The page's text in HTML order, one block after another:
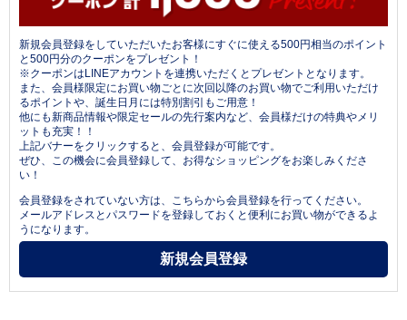
新規会員登録をしていただいたお客様にすぐに使える500円相当のポイント
と500円分のクーポンをプレゼント！
※クーポンはLINEアカウントを連携いただくとプレゼントとなります。
また、会員様限定にお買い物ごとに次回以降のお買い物でご利用いただけ
るポイントや、誕生日月には特別割引もご用意！
他にも新商品情報や限定セールの先行案内など、会員様だけの特典やメリ
ットも充実！！
上記バナーをクリックすると、会員登録が可能です。
ぜひ、この機会に会員登録して、お得なショッピングをお楽しみくださ
い！
会員登録をされていない方は、こちらから会員登録を行ってください。
メールアドレスとパスワードを登録しておくと便利にお買い物ができるよ
うになります。